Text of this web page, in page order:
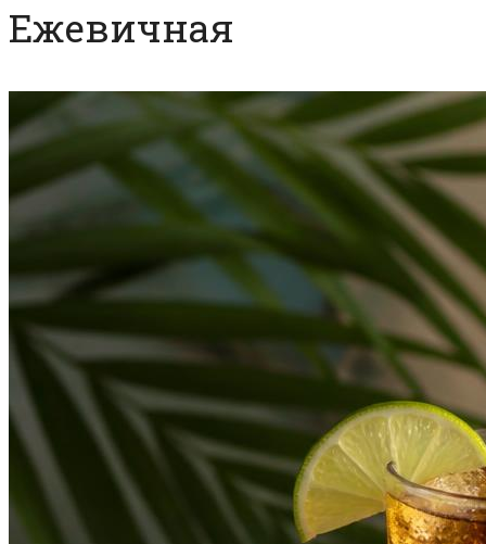
Ежевичная